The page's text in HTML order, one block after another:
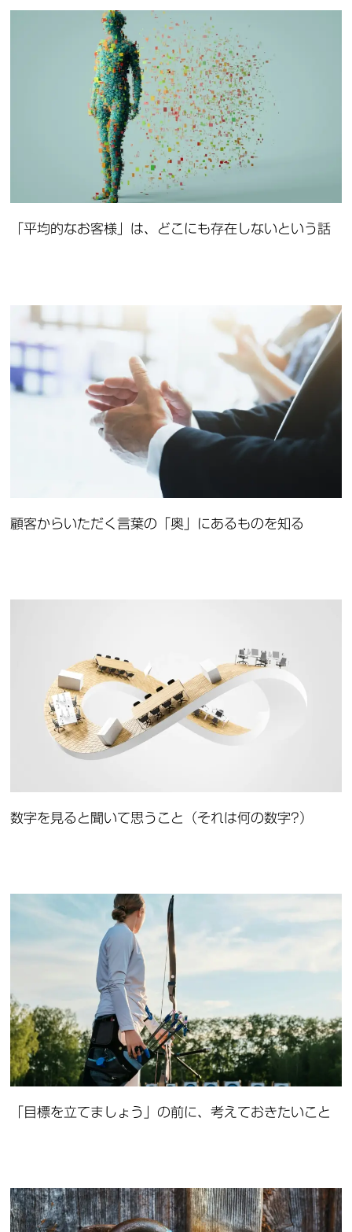
「平均的なお客様」は、どこにも存在しないという話
顧客からいただく言葉の「奥」にあるものを知る
数字を見ると聞いて思うこと（それは何の数字?）
「目標を立てましょう」の前に、考えておきたいこと